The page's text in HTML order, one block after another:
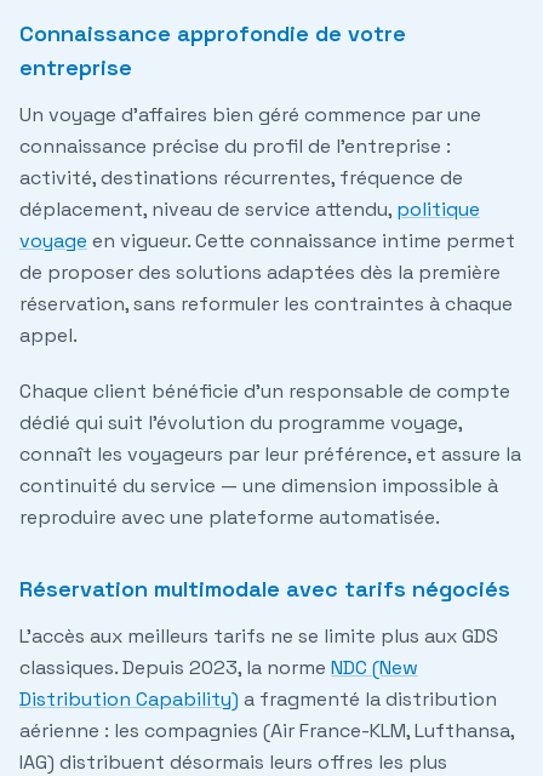
Connaissance approfondie de votre
entreprise
Un voyage d'affaires bien géré commence par une
connaissance précise du profil de l'entreprise :
activité, destinations récurrentes, fréquence de
déplacement, niveau de service attendu, politique
voyage en vigueur. Cette connaissance intime permet
de proposer des solutions adaptées dès la première
réservation, sans reformuler les contraintes à chaque
appel.
Chaque client bénéficie d'un responsable de compte
dédié qui suit l'évolution du programme voyage,
connaît les voyageurs par leur préférence, et assure la
continuité du service — une dimension impossible à
reproduire avec une plateforme automatisée.
Réservation multimodale avec tarifs négociés
L'accès aux meilleurs tarifs ne se limite plus aux GDS
classiques. Depuis 2023, la norme NDC (New
Distribution Capability) a fragmenté la distribution
aérienne : les compagnies (Air France-KLM, Lufthansa,
IAG) distribuent désormais leurs offres les plus